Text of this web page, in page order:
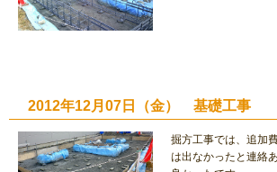
2012年12月07日（金） 基礎工事
掘方工事では、追加
は出なかったと連絡あ